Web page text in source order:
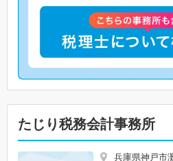
たじり税務会計事務所
兵庫県神戸市